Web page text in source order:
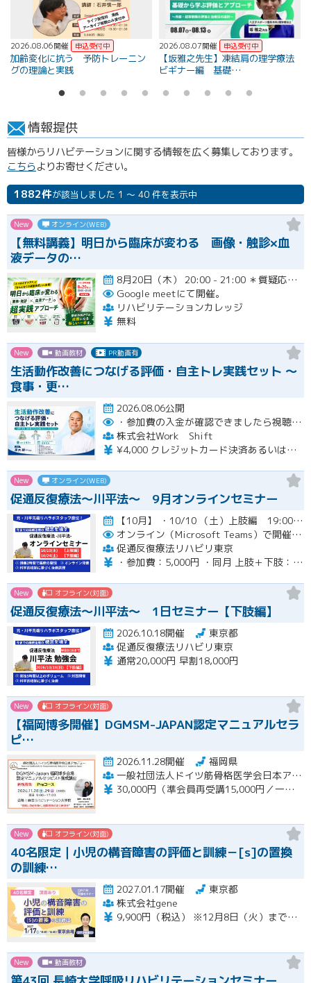
2026.08.06開催
加齢変化に抗う 予防トレーニン
グの理論と実践
2026.08.07開催
【坂雅之先生】凍結肩の理学療法
ビギナー編 基礎…
情報提供
皆様からリハビテーションに関する情報を広く募集しております。
こちらよりお寄せください。
1882件が該当しました 1 ～ 40 件を表示中
New オンライン(WEB)
【無料講義】明日から臨床が変わる 画像・触診×血
液データの…
8月20日（木） 20:00 - 21:00 ＊質疑応答とアンケート回答の時間を含みます。終了時間は余裕を持っ…開催
Google meetにて開催。
リハビリテーションカレッジ
無料
New 動画教材 PR動画有
生活動作改善につなげる評価・自主トレ実践セット ～
食事・更…
2026.08.06公開
・参加費の入金が確認できましたら視聴用URLとパスワードおよび資料をお申込みいただきましたメールアドレスに送付します。
株式会社Work Shift
¥4,000 クレジットカード決済あるいは銀行振込となります。
New オンライン(WEB)
促通反復療法〜川平法〜 9月オンラインセミナー
【10月】 ・10/10 （土）上肢編 19:00-20:30(最大21:00) ・10/24（土）下肢編 19…開催
オンライン（Microsoft Teams）で開催。ご入金確認後メールにてURLをお知らせいたします。
促通反復療法リハビリ東京
・参加費：5,000円 ・同月 上肢＋下肢：9,000円
New オフライン(対面)
促通反復療法〜川平法〜 1日セミナー【下肢編】
2026.10.18開催
東京都
促通反復療法リハビリ東京
通常20,000円 早割18,000円
New オフライン(対面)
【福岡博多開催】DGMSM-JAPAN認定マニュアルセラ
ピ…
2026.11.28開催
福岡県
一般社団法人ドイツ筋骨格医学会日本アカデミー（DGMSM-JAPAN）福岡博多会場
30,000円（準会員再受講15,000円／一般会員13,000円）
New オフライン(対面)
40名限定｜小児の構音障害の評価と訓練－[s]の置換
の訓練…
2027.01.17開催
東京都
株式会社gene
9,900円（税込） ※12月8日（火）までの限定価格※ 12月9日（水）以降のお申込みは13,200円（税込）となります。 当日会場にてお支払いください（現金のみ） 【キャンセルについて】 1月11日（月）午前8時以降のキャンセルは、キャンセル料（セミナー受講料全額）が発生いたします。
New 動画教材